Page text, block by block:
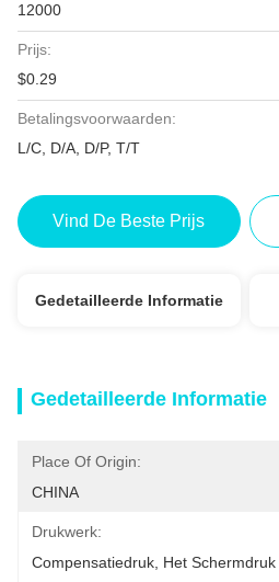
12000
Prijs:
$0.29
Betalingsvoorwaarden:
L/C, D/A, D/P, T/T
Vind De Beste Prijs
Gedetailleerde Informatie
Gedetailleerde Informatie
Place Of Origin:
CHINA
Drukwerk:
Compensatiedruk, Het Schermdruk